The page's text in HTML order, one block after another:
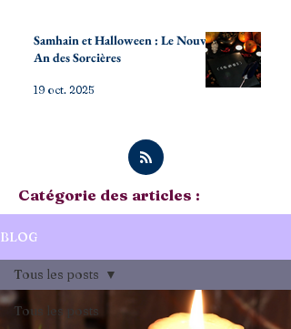
Samhain et Halloween : Le Nouvel
An des Sorcières
19 oct. 2025
Catégorie des articles :
BLOG
Tous les posts
Tous les posts